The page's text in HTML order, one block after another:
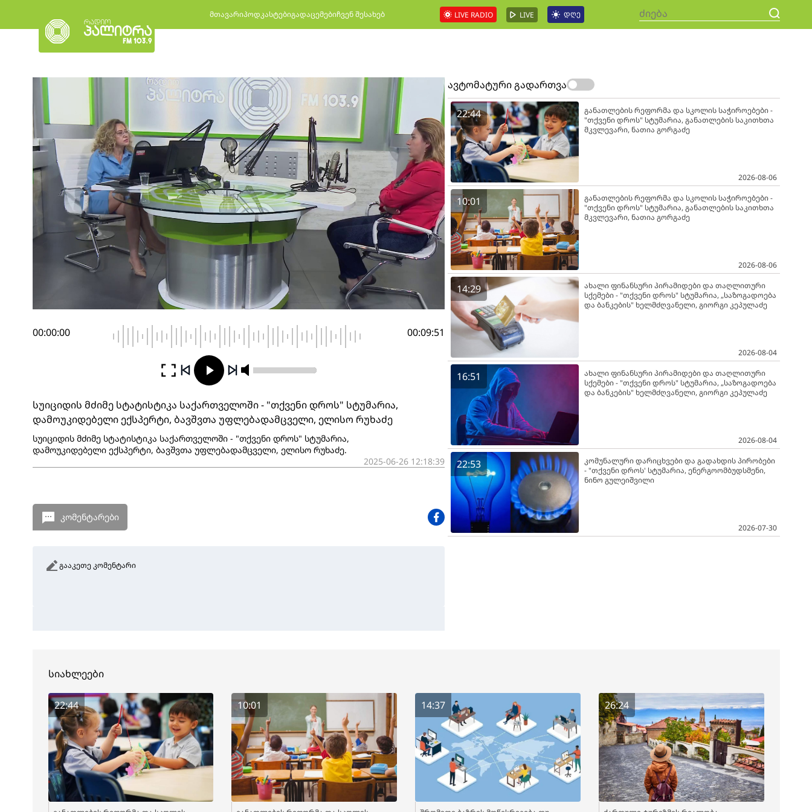
მთავარიპოდკასტებიგადაცემებიჩვენ შესახებ LIVE RADIO LIVE დღე
00:00:00 00:09:51
სუიციდის მძიმე სტატისტიკა საქართველოში - "თქვენი დროს" სტუმარია,
დამოუკიდებელი ექსპერტი, ბავშვთა უფლებადამცველი, ელისო რუხაძე
სუიციდის მძიმე სტატისტიკა საქართველოში - "თქვენი დროს" სტუმარია,
დამოუკიდებელი ექსპერტი, ბავშვთა უფლებადამცველი, ელისო რუხაძე.
2025-06-26 12:18:39
კომენტარები
გააკეთე კომენტარი
ავტომატური გადართვა
22:44
განათლების რეფორმა და სკოლის საჭიროებები -
"თქვენი დროს" სტუმარია, განათლების საკითხთა
მკვლევარი, ნათია გორგაძე
2026-08-06
10:01
განათლების რეფორმა და სკოლის საჭიროებები -
"თქვენი დროს" სტუმარია, განათლების საკითხთა
მკვლევარი, ნათია გორგაძე
2026-08-06
14:29
ახალი ფინანსური პირამიდები და თაღლითური
სქემები - "თქვენი დროს" სტუმარია, „საზოგადოება
და ბანკების" ხელმძღვანელი, გიორგი კეპულაძე
2026-08-04
16:51
ახალი ფინანსური პირამიდები და თაღლითური
სქემები - "თქვენი დროს" სტუმარია, „საზოგადოება
და ბანკების" ხელმძღვანელი, გიორგი კეპულაძე
2026-08-04
22:53
კომუნალური დარიცხვები და გადახდის პირობები
- "თქვენი დროს' სტუმარია, ენერგოომბუდსმენი,
ნინო გულეიშვილი
2026-07-30
სიახლეები
22:44 10:01 14:37 26:24